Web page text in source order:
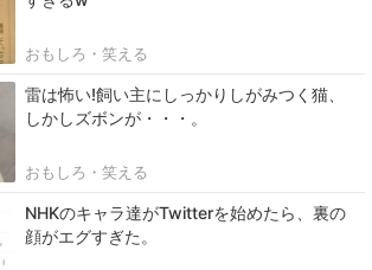
おもしろ・笑える
雷は怖い!飼い主にしっかりしがみつく猫、
しかしズボンが・・・。
おもしろ・笑える
NHKのキャラ達がTwitterを始めたら、裏の
顔がエグすぎた。